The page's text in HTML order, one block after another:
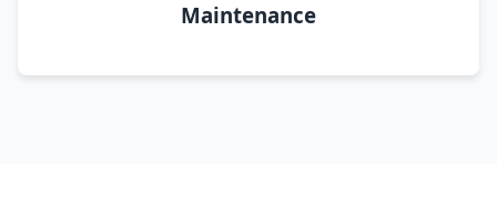
Maintenance